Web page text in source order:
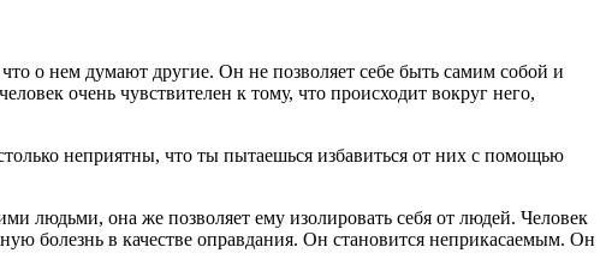
о нем думают другие. Он не позволяет себе быть самим собой и
очень чувствителен к тому, что происходит вокруг него,
неприятны, что ты пытаешься избавиться от них с помощью
людьми, она же позволяет ему изолировать себя от людей. Человек
болезнь в качестве оправдания. Он становится неприкасаемым. Он